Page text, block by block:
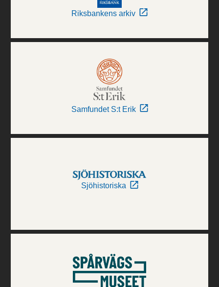
Riksbankens arkiv
Samfundet S:t Erik
Sjöhistoriska